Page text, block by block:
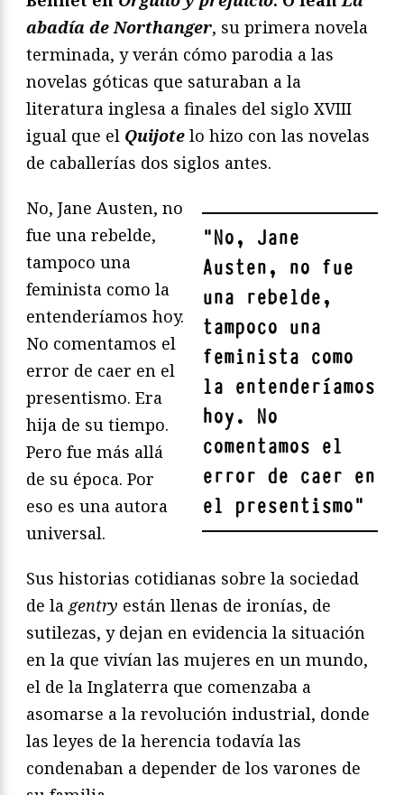
abadía de Northanger, su primera novela
terminada, y verán cómo parodia a las
novelas góticas que saturaban a la
literatura inglesa a finales del siglo XVIII
igual que el Quijote lo hizo con las novelas
de caballerías dos siglos antes.
"No, Jane
Austen, no fue
una rebelde,
tampoco una
feminista como
la entenderíamos
hoy. No
comentamos el
error de caer en
el presentismo"
No, Jane Austen, no
fue una rebelde,
tampoco una
feminista como la
entenderíamos hoy.
No comentamos el
error de caer en el
presentismo. Era
hija de su tiempo.
Pero fue más allá
de su época. Por
eso es una autora
universal.
Sus historias cotidianas sobre la sociedad
de la gentry están llenas de ironías, de
sutilezas, y dejan en evidencia la situación
en la que vivían las mujeres en un mundo,
el de la Inglaterra que comenzaba a
asomarse a la revolución industrial, donde
las leyes de la herencia todavía las
condenaban a depender de los varones de